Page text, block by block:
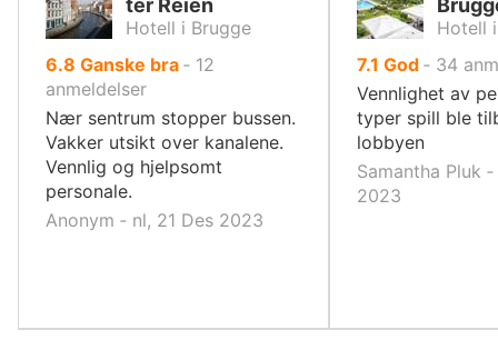
Hotell i Brugge
6.8 av
10,
Ganske bra ‐ 12
anmeldelser
Nær sentrum stopper bussen.
Vakker utsikt over kanalene.
Vennlig og hjelpsomt
personale.
Anonym ‐ nl, 21 Des 2023
Hotell
7.1 av
10,
God ‐ 34
Vennlighet av
typer spill ble
lobbyen
Samantha Pluk
2023